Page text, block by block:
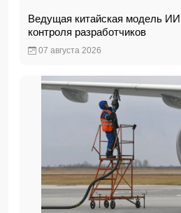
Ведущая китайская модель
контроля разработчиков
07 августа 2026